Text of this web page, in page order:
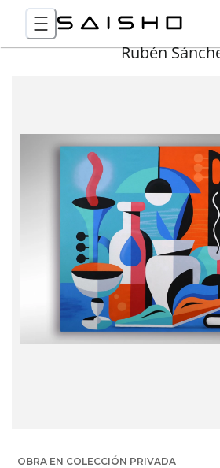
Rubén
OBRA EN COLECCIÓN PRIVADA